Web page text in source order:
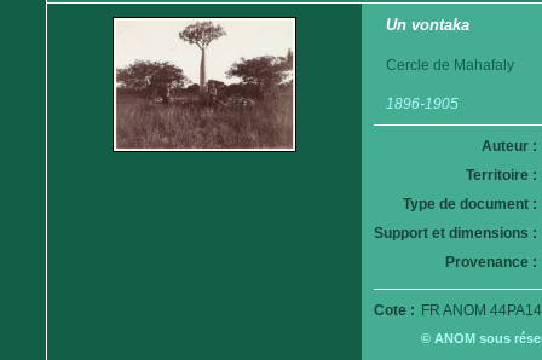
Un vontaka
Cercle de Mahafaly
1896-1905
Auteur :
Territoire :
Type de document :
Support et dimensions :
Provenance :
Cote : FR ANOM
© ANOM sous